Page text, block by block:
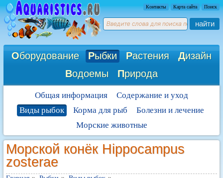
Контакты Карта сайта Поиск
найти
Оборудование Рыбки Растения Дизайн
Водоемы Природа
Общая информация
Содержание и уход
Виды рыбок
Корма для рыб
Болезни и лечение
Морские животные
Морской конёк Hippocampus
zosterae